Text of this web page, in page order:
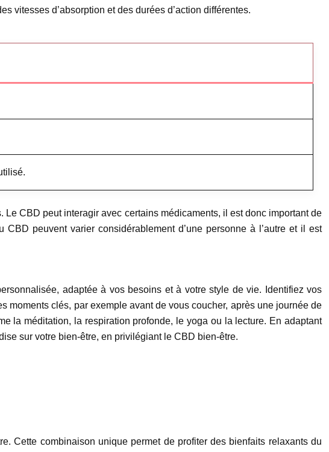
vitesses d’absorption et des durées d’action différentes.
CBD peut interagir avec certains médicaments, il est donc important de
peuvent varier considérablement d’une personne à l’autre et il est
adaptée à vos besoins et à votre style de vie. Identifiez vos
moments clés, par exemple avant de vous coucher, après une journée de
la méditation, la respiration profonde, le yoga ou la lecture. En adaptant
sur votre bien-être, en privilégiant le CBD bien-être.
Cette combinaison unique permet de profiter des bienfaits relaxants du